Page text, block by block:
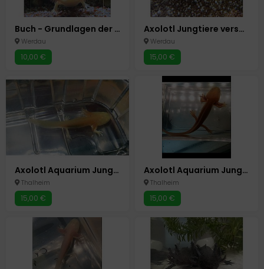
Buch - Grundlagen der Axolotl Haltung
Werdau
10,00 €
Axolotl Jungtiere versch. Farben
Werdau
15,00 €
Axolotl Aquarium Jungtiere verschiedene Farben
Thalheim
15,00 €
Axolotl Aquarium Jungtiere verschiedene Farben
Thalheim
15,00 €